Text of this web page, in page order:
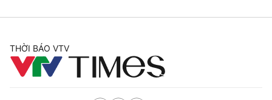
THỜI BÁO VTV